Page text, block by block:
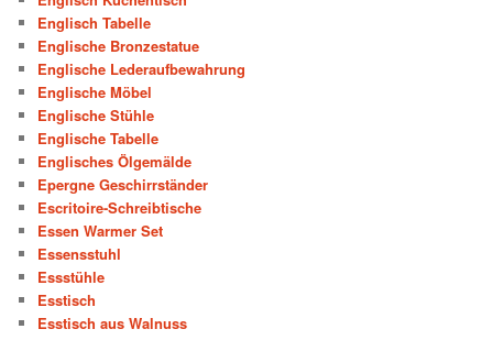
Englisch Tabelle
Englische Bronzestatue
Englische Lederaufbewahrung
Englische Möbel
Englische Stühle
Englische Tabelle
Englisches Ölgemälde
Epergne Geschirrständer
Escritoire-Schreibtische
Essen Warmer Set
Essensstuhl
Essstühle
Esstisch
Esstisch aus Walnuss